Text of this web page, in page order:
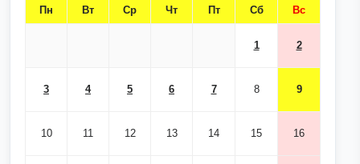
Пн Вт Ср Чт Пт Сб Вс
1 2
3 4 5 6 7 8 9
10 11 12 13 14 15 16